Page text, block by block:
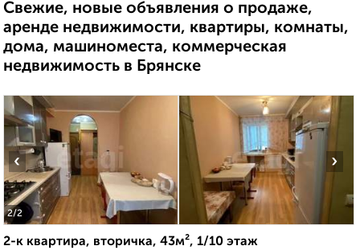
Свежие, новые объявления о продаже,
аренде недвижимости, квартиры, комнаты,
дома, машиноместа, коммерческая
недвижимость в Брянске
2/2
‹ ›
2-к квартира, вторичка, 43м², 1/10 этаж